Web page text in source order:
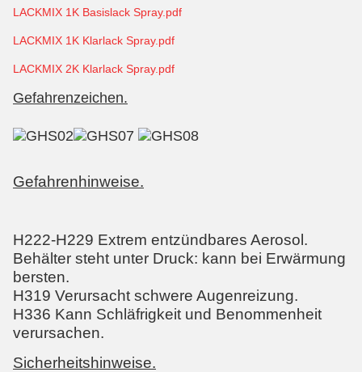
LACKMIX 1K Basislack Spray.pdf
LACKMIX 1K Klarlack Spray.pdf
LACKMIX 2K Klarlack Spray.pdf
Gefahrenzeichen.
Gefahrenhinweise.
H222-H229 Extrem entzündbares Aerosol.
Behälter steht unter Druck: kann bei Erwärmung
bersten.
H319 Verursacht schwere Augenreizung.
H336 Kann Schläfrigkeit und Benommenheit
verursachen.
Sicherheitshinweise.